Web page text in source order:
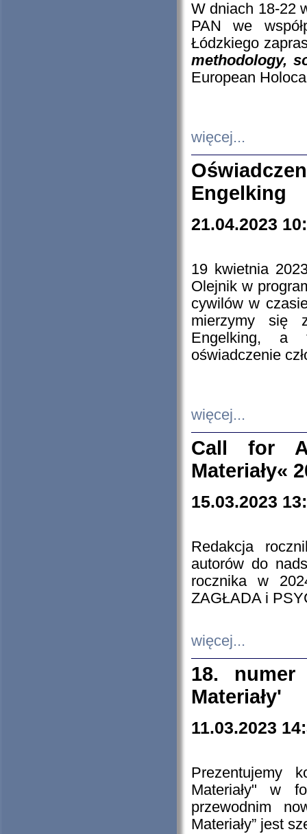
W dniach 18-22
PAN we
Łódzkiego
methodology,
European
więcej...
Engelking
21.04.2023
19 kwietnia
Olejnik w
cywilów w
mierzymy się
Engelking, a
oświadczenie
więcej...
Call for
Materiały«
15.03.2023
Redakcja
autorów do
rocznika w
ZAGŁADA i
więcej...
18. numer
Materiały'
11.03.2023
Prezentujemy
Materiały" w
przewodnim
Materiały” jest